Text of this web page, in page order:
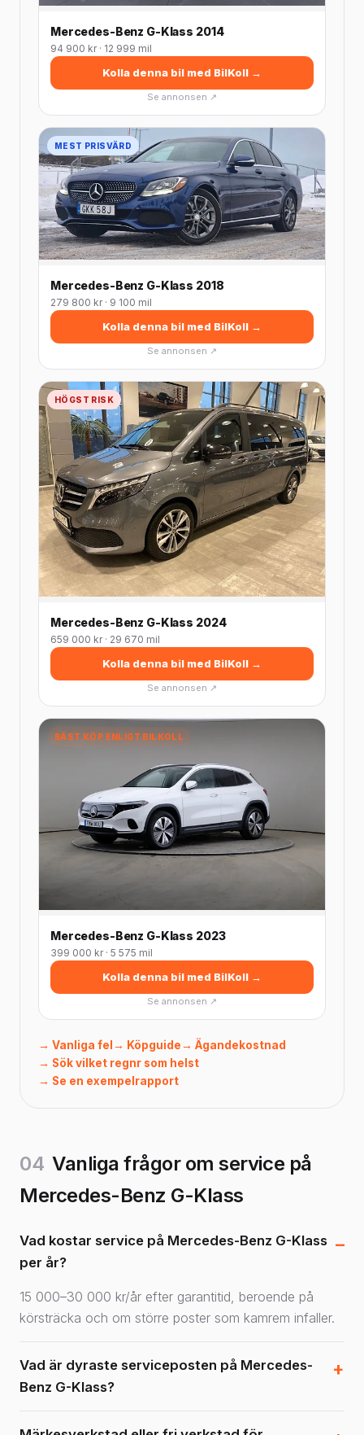
Mercedes-Benz G-Klass 2014
94 900 kr · 12 999 mil
Kolla denna bil med BilKoll →
Se annonsen ↗
MEST PRISVÄRD
Mercedes-Benz G-Klass 2018
279 800 kr · 9 100 mil
Kolla denna bil med BilKoll →
Se annonsen ↗
HÖGST RISK
Mercedes-Benz G-Klass 2024
659 000 kr · 29 670 mil
Kolla denna bil med BilKoll →
Se annonsen ↗
BÄST KÖP ENLIGT BILKOLL
Mercedes-Benz G-Klass 2023
399 000 kr · 5 575 mil
Kolla denna bil med BilKoll →
Se annonsen ↗
→ Vanliga fel → Köpguide→ Ägandekostnad
→ Sök vilket regnr som helst
→ Se en exempelrapport
04 Vanliga frågor om service på
Mercedes-Benz G-Klass
Vad kostar service på Mercedes-Benz G-Klass
per år?
15 000–30 000 kr/år efter garantitid, beroende på
körsträcka och om större poster som kamrem infaller.
Vad är dyraste serviceposten på Mercedes-
Benz G-Klass?